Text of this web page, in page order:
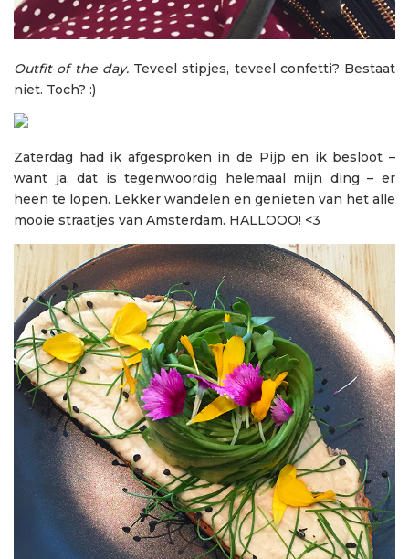
Outfit of the day.Teveel stipjes, teveel confetti? Bestaat
niet. Toch? :)
Zaterdag had ik afgesproken in de Pijp en ik besloot –
want ja, dat is tegenwoordig helemaal mijn ding – er
heen te lopen. Lekker wandelen en genieten van het alle
mooie straatjes van Amsterdam. HALLOOO! <3